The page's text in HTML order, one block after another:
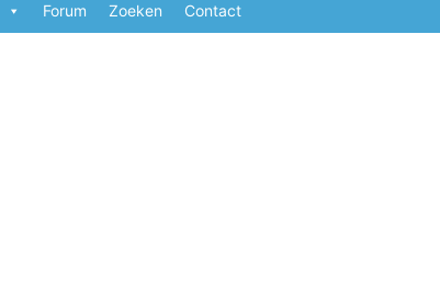
Forum Zoeken Contact